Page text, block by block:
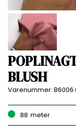
BLUSH
Varenummer:
88 meter